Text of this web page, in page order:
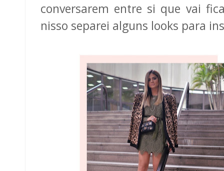
conversarem entre si que vai
nisso separei alguns looks para